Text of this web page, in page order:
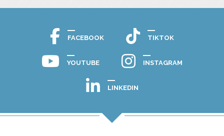
FACEBOOK TIKTOK
YOUTUBE INSTAGRAM
LINKEDIN